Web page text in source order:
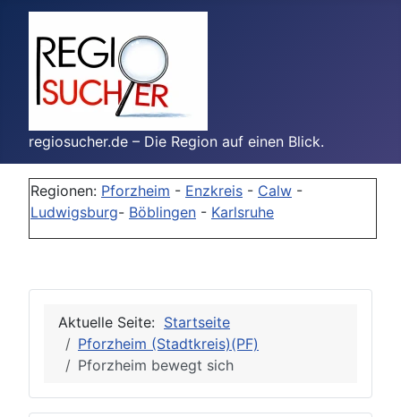
regiosucher.de – Die Region auf einen Blick.
Regionen: Pforzheim - Enzkreis - Calw -
Ludwigsburg- Böblingen - Karlsruhe
Aktuelle Seite: Startseite
Pforzheim (Stadtkreis)(PF)
Pforzheim bewegt sich